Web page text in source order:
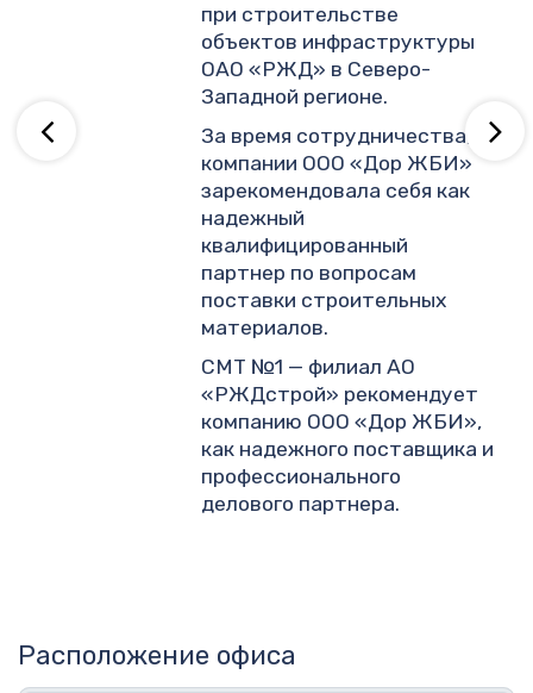
при строительстве
объектов инфраструктуры
ОАО «РЖД» в Северо-
Западной регионе.
За время сотрудничества,
компании ООО «Дор ЖБИ»
зарекомендовала себя как
надежный
квалифицированный
партнер по вопросам
поставки строительных
материалов.
СМТ №1 — филиал АО
«РЖДстрой» рекомендует
компанию ООО «Дор ЖБИ»,
как надежного поставщика и
профессионального
делового партнера.
Расположение офиса